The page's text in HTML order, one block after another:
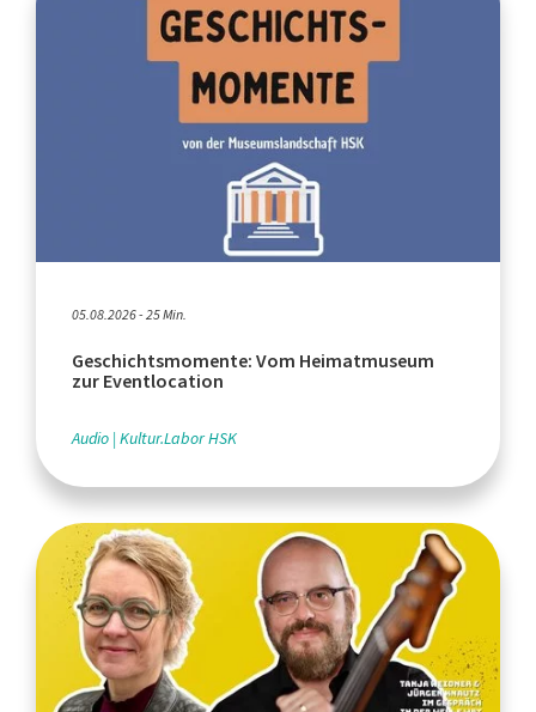
05.08.2026 - 25 Min.
Geschichtsmomente: Vom Heimatmuseum
zur Eventlocation
Audio Kultur.Labor HSK